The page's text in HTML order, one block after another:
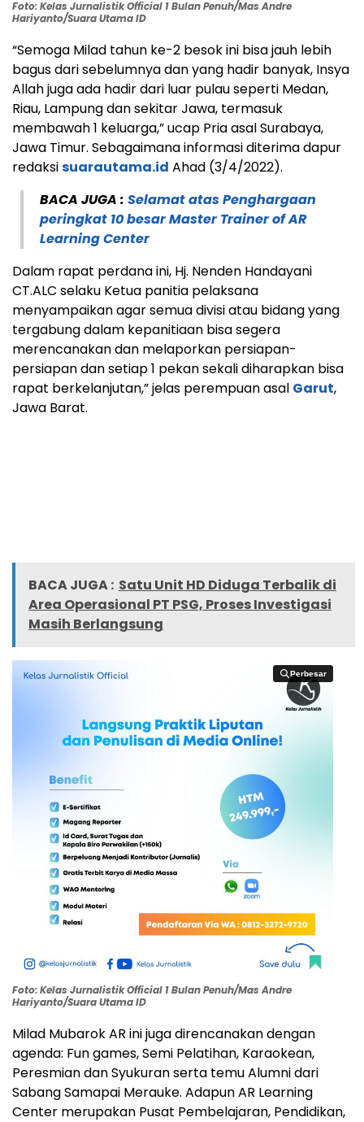
Foto: Kelas Jurnalistik Official 1 Bulan Penuh/Mas Andre
Hariyanto/Suara Utama ID
“Semoga Milad tahun ke-2 besok ini bisa jauh lebih
bagus dari sebelumnya dan yang hadir banyak, Insya
Allah juga ada hadir dari luar pulau seperti Medan,
Riau, Lampung dan sekitar Jawa, termasuk
membawah 1 keluarga,” ucap Pria asal Surabaya,
Jawa Timur. Sebagaimana informasi diterima dapur
redaksisuarautama.id Ahad (3/4/2022).
BACA JUGA : Selamat atas Penghargaan
peringkat 10 besar Master Trainer of AR
Learning Center
Dalam rapat perdana ini, Hj. Nenden Handayani
CT.ALC selaku Ketua panitia pelaksana
menyampaikan agar semua divisi atau bidang yang
tergabung dalam kepanitiaan bisa segera
merencanakan dan melaporkan persiapan-
persiapan dan setiap 1 pekan sekali diharapkan bisa
rapat berkelanjutan,” jelas perempuan asal Garut,
Jawa Barat.
BACA JUGA : Satu Unit HD Diduga Terbalik di
Area Operasional PT PSG, Proses Investigasi
Masih Berlangsung
Perbesar
Perbesar
Foto: Kelas Jurnalistik Official 1 Bulan Penuh/Mas Andre
Hariyanto/Suara Utama ID
Milad Mubarok AR ini juga direncanakan dengan
agenda: Fun games, Semi Pelatihan, Karaokean,
Peresmian dan Syukuran serta temu Alumni dari
Sabang Samapai Merauke. Adapun AR Learning
Center merupakan Pusat Pembelajaran, Pendidikan,